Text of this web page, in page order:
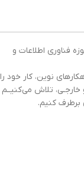
فناوری اطلاعات و
نوین، کار خود را
خارجـی، تلاش می‌کنیــم
برطرف کنیم.